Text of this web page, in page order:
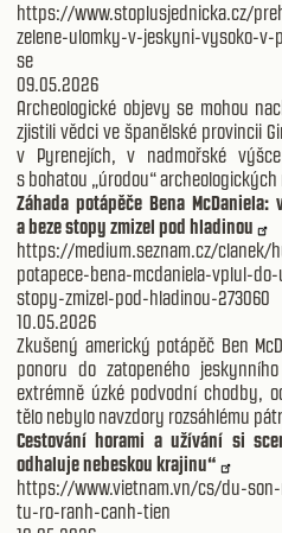
https://www.stoplusjednicka.cz/
zelene-ulomky-v-jeskyni-vysoko-v-
se
09.05.2026
Archeologické objevy se mohou
zjistili vědci ve španělské provincii
v Pyrenejích, v nadmořské
s bohatou „úrodou“
Záhada potápěče Bena
a beze stopy zmizel pod hladinou
https://medium.seznam.cz/clanek/
potapece-bena-mcdaniela-vplul-
stopy-zmizel-pod-hladinou-273060
10.05.2026
Zkušený americký potápěč Ben
ponoru do zatopeného
extrémně úzké podvodní chodby,
tělo nebylo navzdory rozsáhlému
Cestování horami a užívání si
odhaluje nebeskou krajinu“
https://www.vietnam.vn/cs/du-
tu-ro-ranh-canh-tien